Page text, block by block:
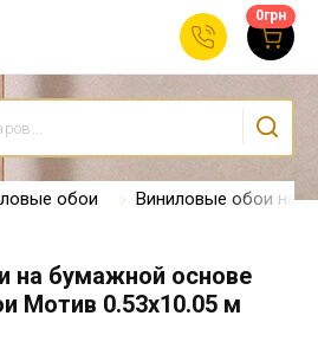
0грн
обои Виниловые обои на
на бумажной основе
Мотив 0.53х10.05 м